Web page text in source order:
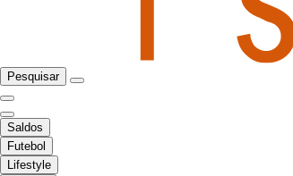
Pesquisar
Saldos
Futebol
Lifestyle